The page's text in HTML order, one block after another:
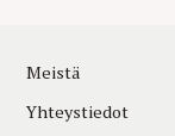
Meistä
Yhteystiedot